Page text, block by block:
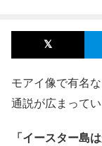
モアイ像で有名
通説が広まってい
「イースター島